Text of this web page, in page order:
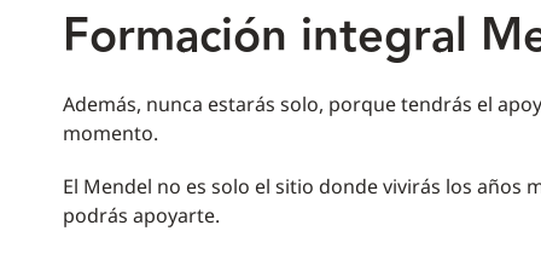
Formación integral
Además, nunca estarás solo, porque tendrás el
momento.
El Mendel no es solo el sitio donde vivirás los
podrás apoyarte.